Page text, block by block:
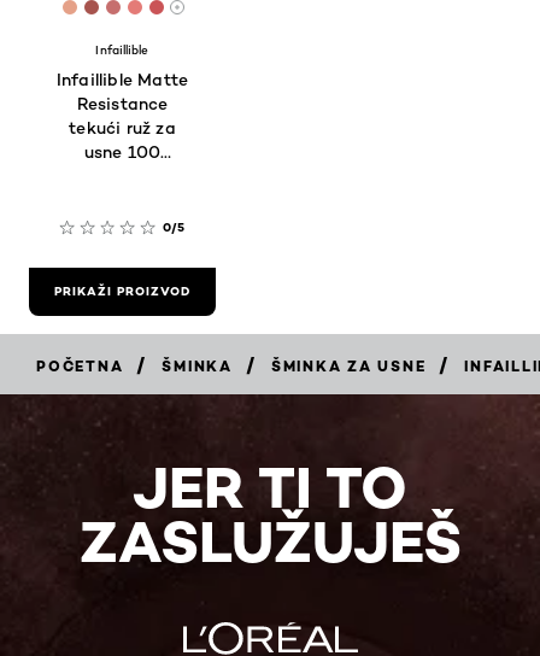
[Color]: #E5A188
[Color]: #A7544E
[Color]: #C66F6E
[Color]: #E47B77
[Color]: #CA5457
More shades are available
Infaillible
Infaillible Matte
Resistance
tekući ruž za
usne 100
0/5
PRIKAŽI PROIZVOD
POČETNA / ŠMINKA / ŠMINKA ZA USNE /
JER TI TO
ZASLUŽUJEŠ